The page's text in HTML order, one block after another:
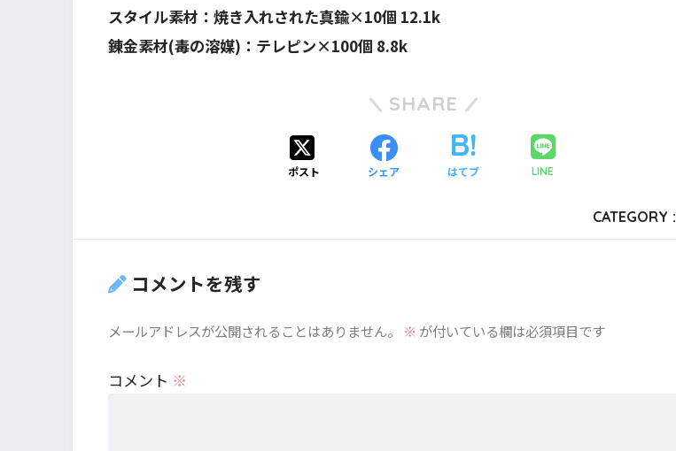
スタイル素材：焼き入れされた真鍮×10個 12.1k
錬金素材(毒の溶媒)：テレピン×100個 8.8k
SHARE
ポスト シェア はてブ LINE
CATEGORY :
コメントを残す
メールアドレスが公開されることはありません。 ※ が付いている欄は必須項目です
コメント ※